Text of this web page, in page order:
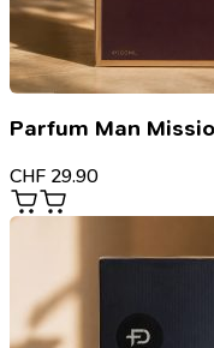
Parfum Man
CHF 29.90